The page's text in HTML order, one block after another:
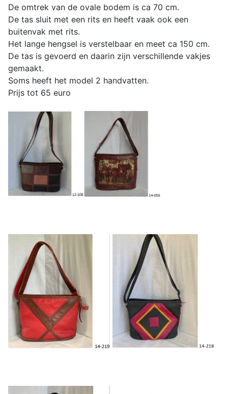
De omtrek van de ovale bodem is ca 70 cm.
De tas sluit met een rits en heeft vaak ook een
buitenvak met rits.
Het lange hengsel is verstelbaar en meet ca 150 cm.
De tas is gevoerd en daarin zijn verschillende vakjes
gemaakt.
Soms heeft het model 2 handvatten.
Prijs tot 65 euro